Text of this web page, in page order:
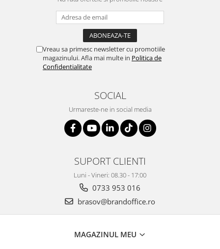
Vreau sa primesc newsletter cu promotiile
magazinului. Afla mai multe in Politica de
Confidentialitate
SOCIAL
Urmareste-ne in social media
SUPORT CLIENTI
Luni - Vineri: 08.30 - 17:00
0733 953 016
brasov@brandoffice.ro
MAGAZINUL MEU